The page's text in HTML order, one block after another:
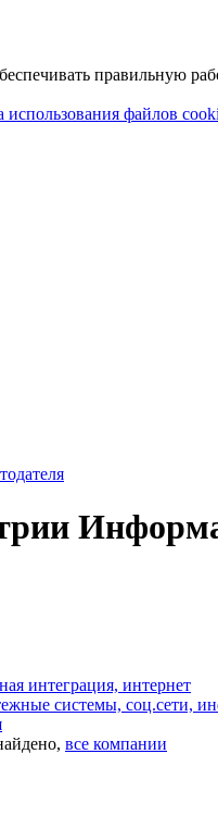
правильную
использования файлов
интеграция, интернет
системы, соц.сети,
все компании